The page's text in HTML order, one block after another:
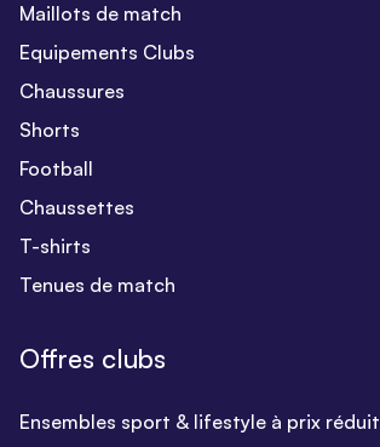
Maillots de match
Equipements Clubs
Chaussures
Shorts
Football
Chaussettes
T-shirts
Tenues de match
Offres clubs
Ensembles sport & lifestyle à prix réduit